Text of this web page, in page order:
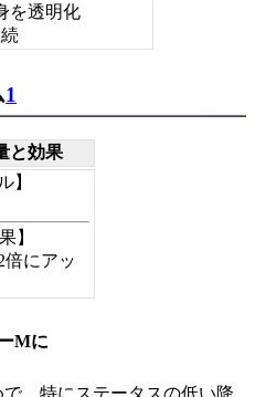
を透明化
1
と効果
】
】
倍にアッ
Mに
、特にステータスの低い降